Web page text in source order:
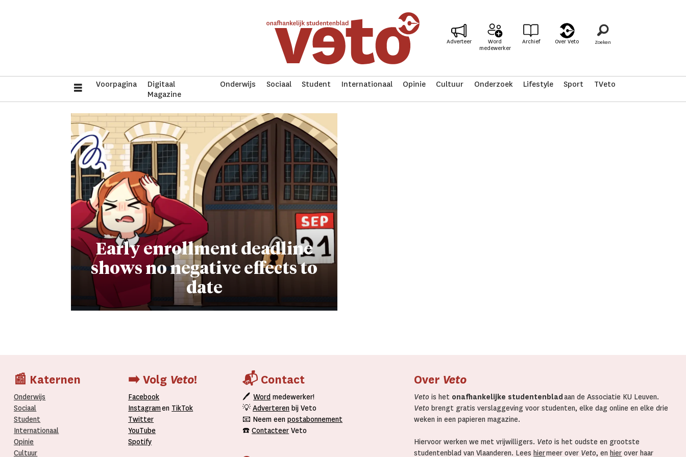
Adverteer
Word
medewerker
Archief Over Veto
Voorpagina
Digitaal
Magazine
Onderwijs Sociaal Student Internationaal Opinie Cultuur Onderzoek Lifestyle Sport TVeto
enrollment
Early enrollment deadline
shows no negative effects to
date
📰 Katernen
Onderwijs
Sociaal
Student
Internationaal­
Opinie
Cultuur
➡️ Volg Veto!
Facebook
Instagramen TikTok
Twitter
YouTube
Spotify
📬 Contact
🖊Word medewerker!
💡Adverteren bij Veto
📧 Neem eenpostabonnement
☎️Contacteer Veto
Over Veto
Veto is het onafhankelijke studentenblad aan de Associatie KU Leuven.
Veto brengt gratis verslaggeving voor studenten, elke dag online en elke drie
weken in een papieren magazine.
Hiervoor werken we met vrijwilligers. Veto is het oudste en grootste
studentenblad van Vlaanderen. Lees hiermeer over Veto, en hier over haar